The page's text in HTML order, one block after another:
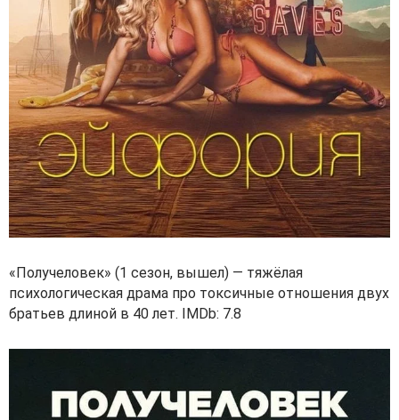
«Получеловек» (1 сезон, вышел) — тяжёлая
психологическая драма про токсичные отношения двух
братьев длиной в 40 лет. IMDb: 7.8